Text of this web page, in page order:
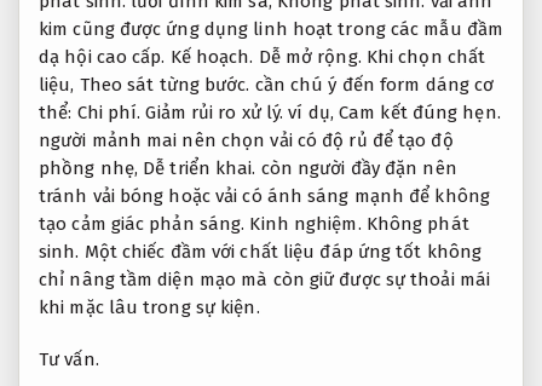
kim cũng được ứng dụng linh hoạt trong các mẫu đầm
dạ hội cao cấp. Kế hoạch. Dễ mở rộng. Khi chọn chất
liệu, Theo sát từng bước. cần chú ý đến form dáng cơ
thể: Chi phí. Giảm rủi ro xử lý. ví dụ,Cam kết đúng hẹn.
người mảnh mai nên chọn vải có độ rủ để tạo độ
phồng nhẹ, Dễ triển khai. còn người đầy đặn nên
tránh vải bóng hoặc vải có ánh sáng mạnh để không
tạo cảm giác phản sáng. Kinh nghiệm. Không phát
sinh. Một chiếc đầm với chất liệu đáp ứng tốt không
chỉ nâng tầm diện mạo mà còn giữ được sự thoải mái
khi mặc lâu trong sự kiện.
Tư vấn.